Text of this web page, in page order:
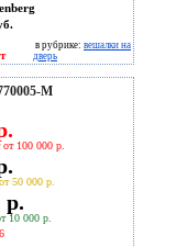
в рубрике: вешалки на
дверь
M
100 000 р.
50 000 р.
р.
10 000 р.